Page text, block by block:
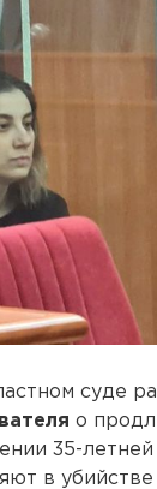
суде
о
35-летней
в убийстве